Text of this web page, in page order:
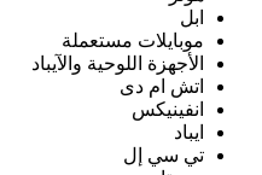
ابل
موبايلات مستعملة
الأجهزة اللوحية والآيباد
اتش ام دى
انفينيكس
ايباد
تي سي إل